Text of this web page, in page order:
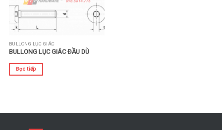
BULLONG LỤC GIÁC
BULLONG LỤC GIÁC ĐẦU DÙ
Đọc tiếp